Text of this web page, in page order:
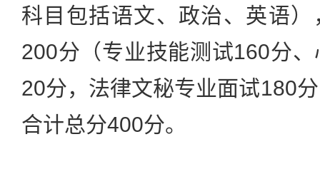
科目包括语文、政治、英语
200分（专业技能测试160分
20分，法律文秘专业面试180
合计总分400分。